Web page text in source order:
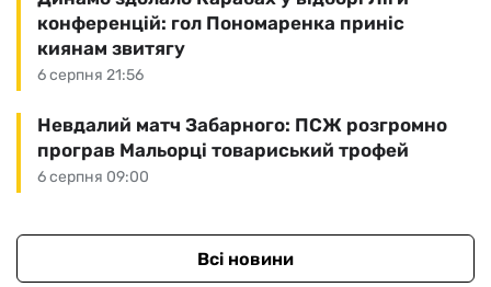
6 серпня 21:56
конференцій: гол Пономаренка приніс
киянам звитягу
6 серпня 09:00
Невдалий матч Забарного: ПСЖ розгромно
програв Мальорці товариський трофей
Всі новини